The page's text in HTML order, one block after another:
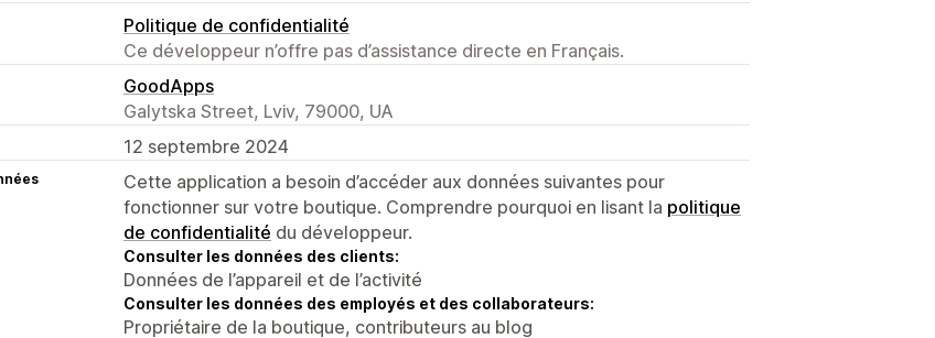
Politique de confidentialité
Ce développeur n’offre pas d’assistance directe en Français.
GoodApps
Galytska Street, Lviv, 79000, UA
12 septembre 2024
Cette application a besoin d’accéder aux données suivantes pour
fonctionner sur votre boutique. Comprendre pourquoi en lisant la politique
de confidentialité du développeur.
Consulter les données des clients:
Données de l’appareil et de l’activité
Consulter les données des employés et des collaborateurs:
Propriétaire de la boutique, contributeurs au blog